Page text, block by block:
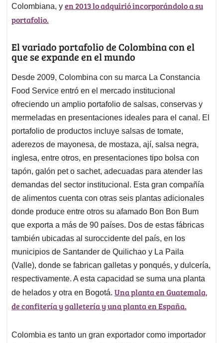
Colombiana, y en 2013 lo adquirió incorporándolo a su
portafolio.
El variado portafolio de Colombina con el
que se expande en el mundo
Desde 2009, Colombina con su marca La Constancia
Food Service entró en el mercado institucional
ofreciendo un amplio portafolio de salsas, conservas y
mermeladas en presentaciones ideales para el canal. El
portafolio de productos incluye salsas de tomate,
aderezos de mayonesa, de mostaza, ají, salsa negra,
inglesa, entre otros, en presentaciones tipo bolsa con
tapón, galón pet o sachet, adecuadas para atender las
demandas del sector institucional. Esta gran compañía
de alimentos cuenta con otras seis plantas adicionales
donde produce entre otros su afamado Bon Bon Bum
que exporta a más de 90 países. Dos de estas fábricas
también ubicadas al suroccidente del país, en los
municipios de Santander de Quilichao y La Paila
(Valle), donde se fabrican galletas y ponqués, y dulcería,
respectivamente. A esta capacidad se suma una planta
de helados y otra en Bogotá. Una planta en Guatemala,
de confitería y galletería y una planta en España.
Colombia es tanto un gran exportador como importador